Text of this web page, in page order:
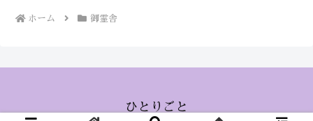
ホーム 御霊舎
ひとりごと